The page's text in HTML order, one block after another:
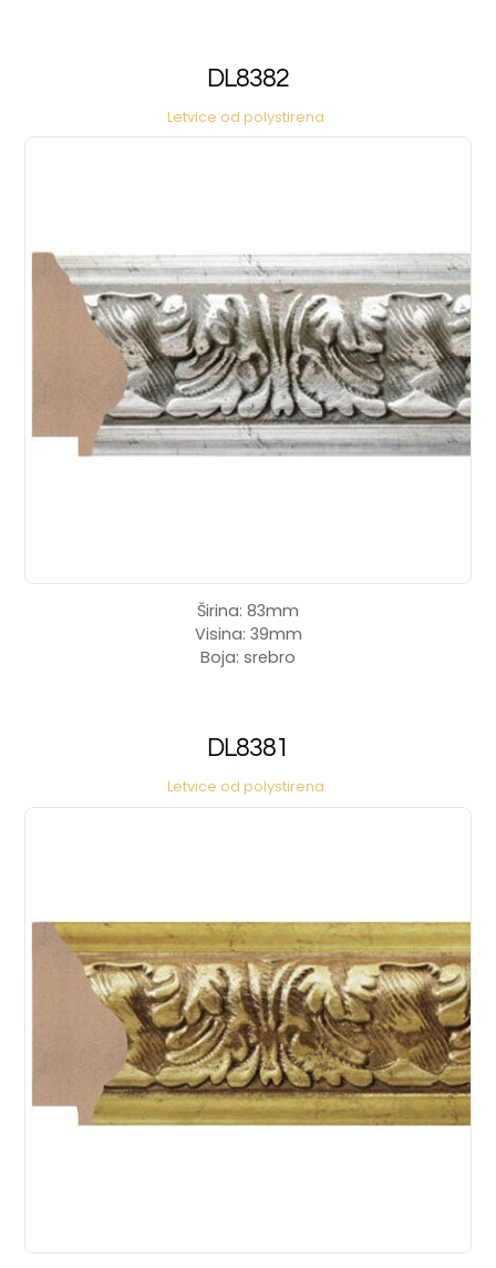
DL8382
Letvice od polystirena
Širina: 83mm
Visina: 39mm
Boja: srebro
DL8381
Letvice od polystirena